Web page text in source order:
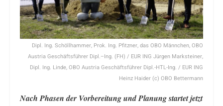
Dipl. Ing. Schöllhammer, Prok. Ing. Pfitzner, das OBO Männchen, OBO
Austria Geschäftsführer Dipl.–Ing. (FH) / EUR ING Jürgen Marksteiner,
Dipl. Ing. Linde, OBO Austria Geschäftsführer Dipl.-HTL-Ing. / EUR ING
Heinz Haider (c) OBO Bettermann
Nach Phasen der Vorbereitung und Planung startet jetzt